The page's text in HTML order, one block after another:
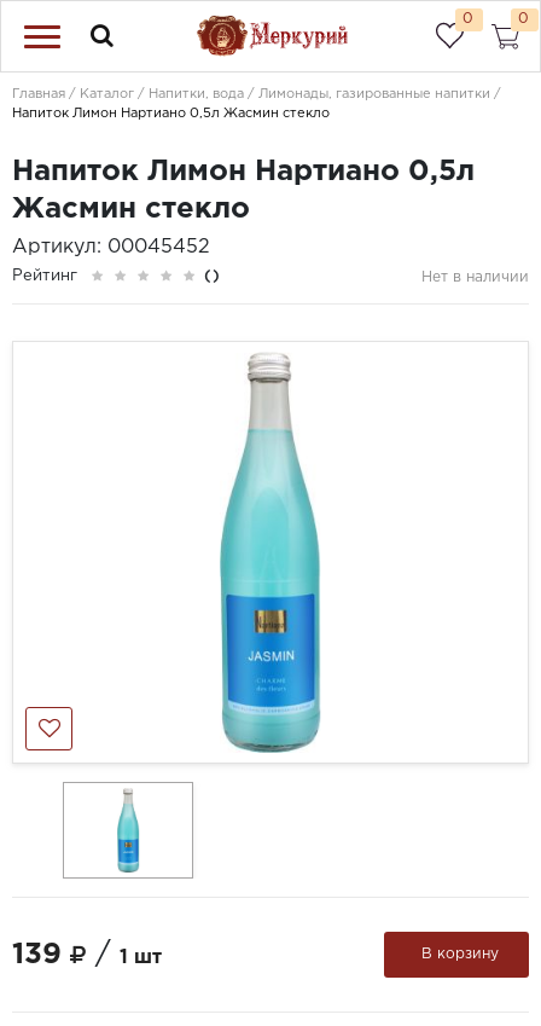
0 0
Главная Каталог Напитки, вода
Лимонады, газированные напитки
Напиток Лимон Нартиано 0,5л Жасмин стекло
Напиток Лимон Нартиано 0,5л
Жасмин стекло
Артикул: 00045452
Рейтинг () Нет в наличии
139 / 1 шт В корзину